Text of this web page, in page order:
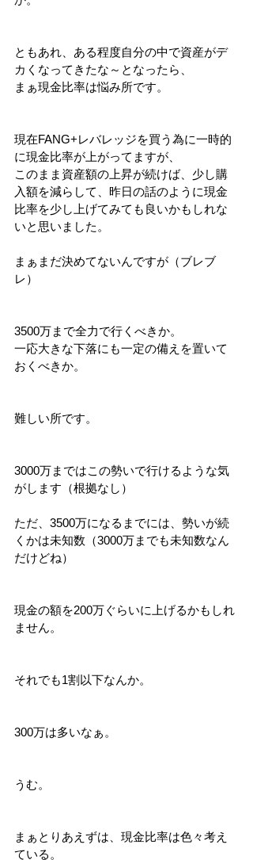
ともあれ、ある程度自分の中で資産がデ
カくなってきたな～となったら、
まぁ現金比率は悩み所です。
現在FANG+レバレッジを買う為に一時的
に現金比率が上がってますが、
このまま資産額の上昇が続けば、少し購
入額を減らして、昨日の話のように現金
比率を少し上げてみても良いかもしれな
いと思いました。
まぁまだ決めてないんですが（ブレブ
レ）
3500万まで全力で行くべきか。
一応大きな下落にも一定の備えを置いて
おくべきか。
難しい所です。
3000万まではこの勢いで行けるような気
がします（根拠なし）
ただ、3500万になるまでには、勢いが続
くかは未知数（3000万までも未知数なん
だけどね）
現金の額を200万ぐらいに上げるかもしれ
ません。
それでも1割以下なんか。
300万は多いなぁ。
うむ。
まぁとりあえずは、現金比率は色々考え
ている。